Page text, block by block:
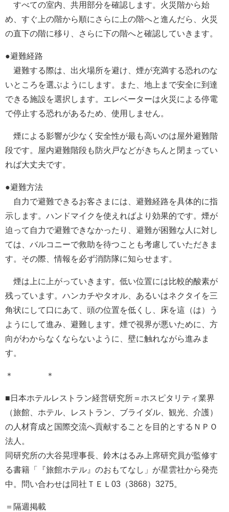
すべての室内、共用部分を確認します。火災階から始
め、すぐ上の階から順にさらに上の階へと進んだら、火災
の直下の階に移り、さらに下の階へと確認していきます。
●避難経路
避難する際は、出火場所を避け、煙が充満する恐れのな
いところを選ぶようにします。また、地上まで安全に到達
できる施設を選択します。エレベーターは火災による停電
で停止する恐れがあるため、使用しません。
煙による影響が少なく安全性が最も高いのは屋外避難階
段です。屋内避難階段も防火戸などがきちんと閉まってい
れば大丈夫です。
●避難方法
自力で避難できるお客さまには、避難経路を具体的に指
示します。ハンドマイクを使えればより効果的です。煙が
迫って自力で避難できなかったり、避難が困難な人に対し
ては、バルコニーで救助を待つことも考慮していただきま
す。その際、情報を必ず消防隊に知らせます。
煙は上に上がっていきます。低い位置には比較的酸素が
残っています。ハンカチやタオル、あるいはネクタイを三
角状にして口にあて、頭の位置を低くし、床を這（は）う
ようにして進み、避難します。煙で視界が悪いために、方
向がわからなくならないように、壁に触れながら進みま
す。
＊ ＊
■日本ホテルレストラン経営研究所＝ホスピタリティ業界
（旅館、ホテル、レストラン、ブライダル、観光、介護）
の人材育成と国際交流へ貢献することを目的とするＮＰＯ
法人。
同研究所の大谷晃理事長、鈴木はるみ上席研究員が監修す
る書籍「『旅館ホテル』のおもてなし」が星雲社から発売
中。問い合わせは同社ＴＥＬ03（3868）3275。
＝隔週掲載